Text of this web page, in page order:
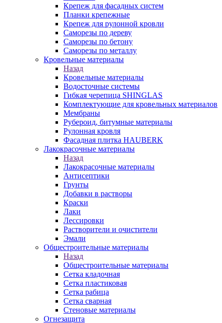
Крепеж для фасадных систем
Планки крепежные
Крепеж для рулонной кровли
Саморезы по дереву
Саморезы по бетону
Саморезы по металлу
Кровельные материалы
Назад
Кровельные материалы
Водосточные системы
Гибкая черепица SHINGLAS
Комплектующие для кровельных материалов
Мембраны
Рубероид, битумные материалы
Рулонная кровля
Фасадная плитка HAUBERK
Лакокрасочные материалы
Назад
Лакокрасочные материалы
Антисептики
Грунты
Добавки в растворы
Краски
Лаки
Лессировки
Растворители и очистители
Эмали
Общестроительные материалы
Назад
Общестроительные материалы
Сетка кладочная
Сетка пластиковая
Сетка рабица
Сетка сварная
Стеновые материалы
Огнезащита